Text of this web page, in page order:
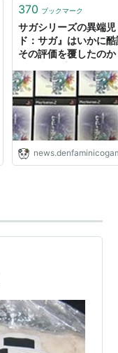
370 ブックマーク
サガシリーズの異端
ド：サガ』はいかに
その評価を覆したの
た17年の歴史を振り